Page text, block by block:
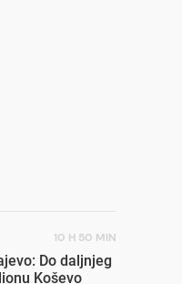
10 H 50 MIN
Do daljnjeg
Koševo